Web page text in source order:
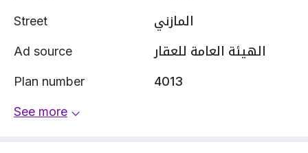
Street المازني
Ad source الهيئة العامة للعقار
Plan number 4013
See more